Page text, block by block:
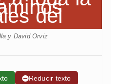
y David Orviz
➖Reducir texto